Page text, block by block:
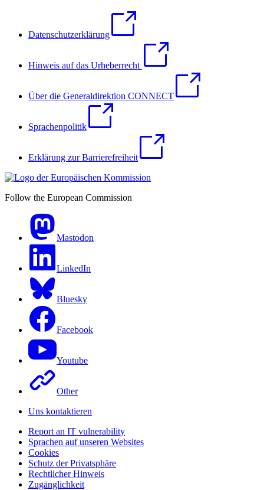
Datenschutzerklärung
Hinweis auf das Urheberrecht
Über die Generaldirektion CONNECT
Sprachenpolitik
Erklärung zur Barrierefreiheit
Follow the European Commission
Mastodon
LinkedIn
Bluesky
Facebook
Youtube
Other
Uns kontaktieren
Report an IT vulnerability
Sprachen auf unseren Websites
Cookies
Schutz der Privatsphäre
Rechtlicher Hinweis
Zugänglichkeit